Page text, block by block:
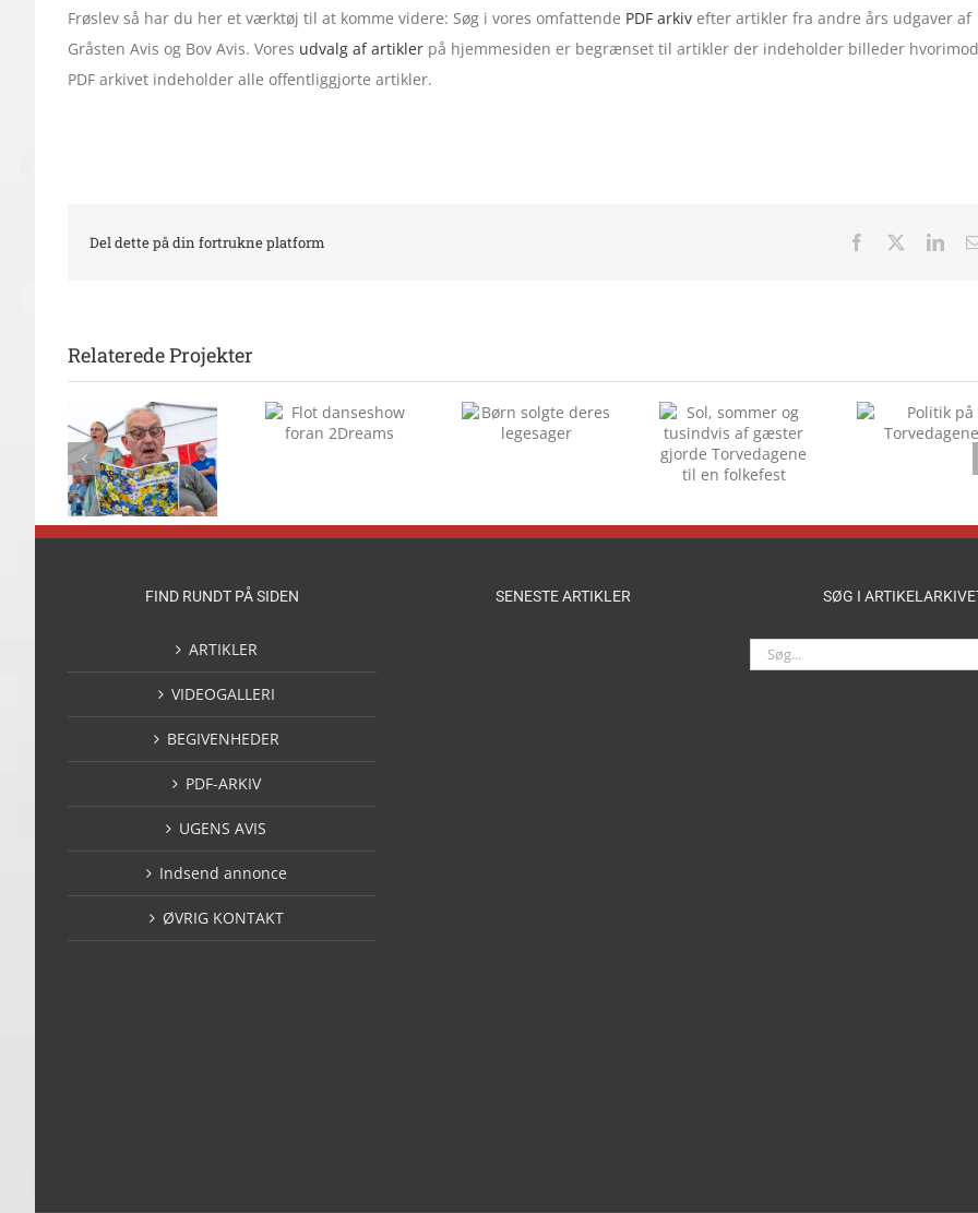
Frøslev så har du her et værktøj til at komme videre: Søg i vores omfattende PDF arkiv efter artikler fra andre års udgaver af
Gråsten Avis og Bov Avis. Vores udvalg af artiklerpå hjemmesiden er begrænset til artikler der indeholder billeder hvorimod
PDF arkivet indeholder alle offentliggjorte artikler.
Del dette på din fortrukne platform Facebook
Relaterede Projekter
Flot danseshow
foran 2Dreams
Børn solgte
Sol, sommer og
tusindvis af
Politik på
Torvedagene
FIND RUNDT PÅ SIDEN
ARTIKLER
VIDEOGALLERI
BEGIVENHEDER
PDF-ARKIV
UGENS AVIS
Indsend annonce
ØVRIG KONTAKT
SENESTE ARTIKLER SØG I
Søg
efter: